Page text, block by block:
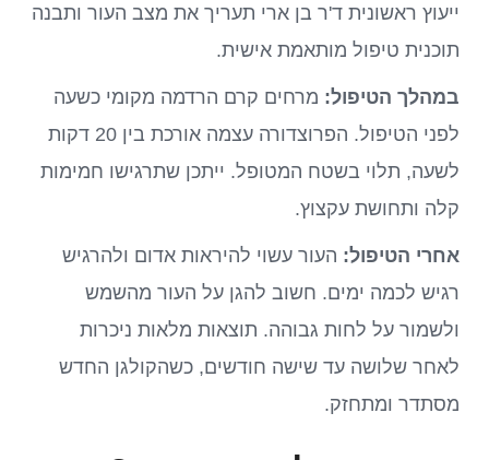
ייעוץ ראשונית ד'ר בן ארי תעריך את מצב העור ותבנה
תוכנית טיפול מותאמת אישית.
במהלך הטיפול: מרחים קרם הרדמה מקומי כשעה
לפני הטיפול. הפרוצדורה עצמה אורכת בין 20 דקות
לשעה, תלוי בשטח המטופל. ייתכן שתרגישו חמימות
קלה ותחושת עקצוץ.
אחרי הטיפול: העור עשוי להיראות אדום ולהרגיש
רגיש לכמה ימים. חשוב להגן על העור מהשמש
ולשמור על לחות גבוהה. תוצאות מלאות ניכרות
לאחר שלושה עד שישה חודשים, כשהקולגן החדש
מסתדר ומתחזק.